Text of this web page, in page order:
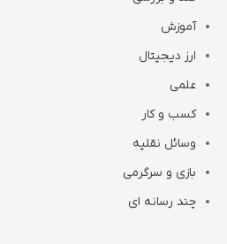
آموزش
ارز دیجیتال
علمی
کسب و کار
وسائل نقلیه
بازی و سرگرمی
چند رسانه ای